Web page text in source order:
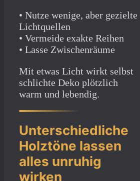
• Nutze wenige, aber gezielte
Lichtquellen
• Vermeide exakte Reihen
• Lasse Zwischenräume
Mit etwas Licht wirkt selbst
schlichte Deko plötzlich
warm und lebendig.
Unterschiedliche
Holztöne lassen
alles unruhig
wirken